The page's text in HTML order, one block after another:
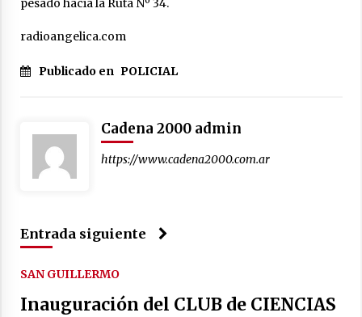
pesado hacia la Ruta Nº 34.
radioangelica.com
Publicado en POLICIAL
Cadena 2000 admin
https://www.cadena2000.com.ar
Entrada siguiente
SAN GUILLERMO
Inauguración del CLUB de CIENCIAS